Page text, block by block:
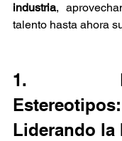
industria,
talento hasta ahora
1.
Liderando la